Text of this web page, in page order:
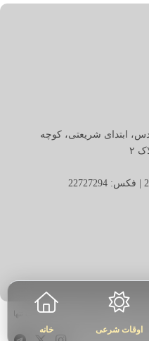
اوقات شرعی خانه
ابتدای شریعتی، کوچه
٢
آوینی» محفوظ بوده و نقل مطالب تنها